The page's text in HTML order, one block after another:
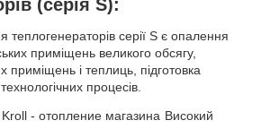
(серія S):
серії S є опалення
приміщень великого обсягу,
приміщень і теплиць, підготовка
процесів.
Високий